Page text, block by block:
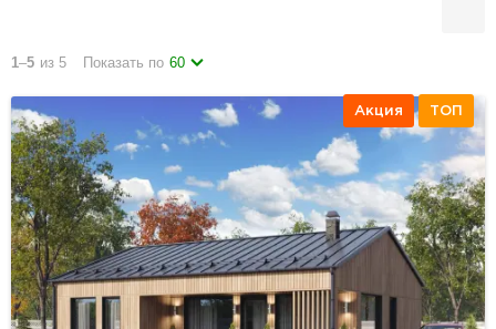
1–5 из 5 Показать по 60
Акция ТОП